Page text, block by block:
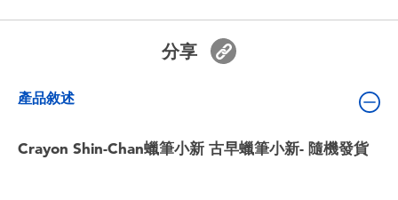
分享
產品敘述
Crayon Shin-Chan蠟筆小新 古早蠟筆小新- 隨機發貨